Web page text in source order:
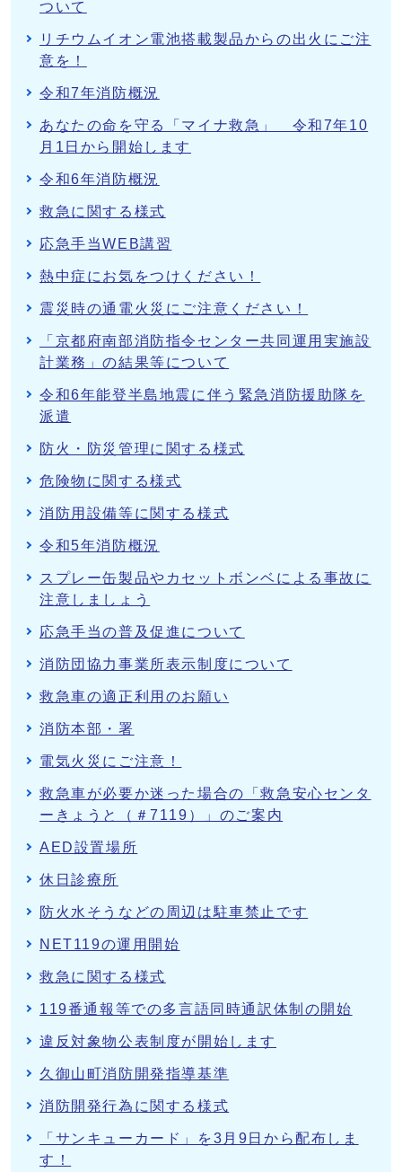
ついて
リチウムイオン電池搭載製品からの出火にご注
意を！
令和7年消防概況
あなたの命を守る「マイナ救急」 令和7年10
月1日から開始します
令和6年消防概況
救急に関する様式
応急手当WEB講習
熱中症にお気をつけください！
震災時の通電火災にご注意ください！
「京都府南部消防指令センター共同運用実施設
計業務」の結果等について
令和6年能登半島地震に伴う緊急消防援助隊を
派遣
防火・防災管理に関する様式
危険物に関する様式
消防用設備等に関する様式
令和5年消防概況
スプレー缶製品やカセットボンベによる事故に
注意しましょう
応急手当の普及促進について
消防団協力事業所表示制度について
救急車の適正利用のお願い
消防本部・署
電気火災にご注意！
救急車が必要か迷った場合の「救急安心センタ
ーきょうと（＃7119）」のご案内
AED設置場所
休日診療所
防火水そうなどの周辺は駐車禁止です
NET119の運用開始
救急に関する様式
119番通報等での多言語同時通訳体制の開始
違反対象物公表制度が開始します
久御山町消防開発指導基準
消防開発行為に関する様式
「サンキューカード」を3月9日から配布しま
す！